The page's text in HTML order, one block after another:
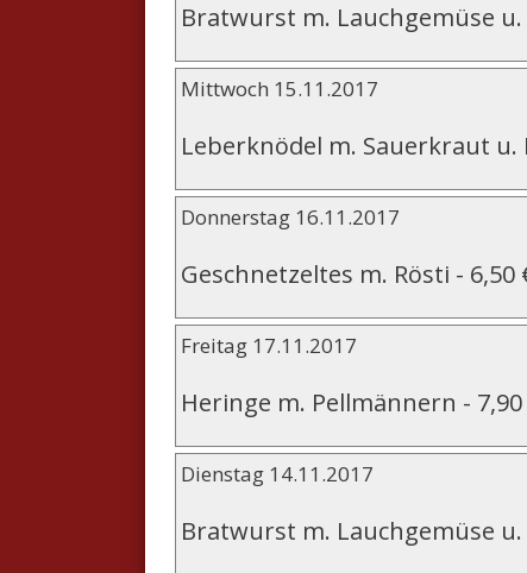
Bratwurst m. Lauchgemüse
Mittwoch 15.11.2017
Leberknödel m. Sauerkraut u.
Donnerstag 16.11.2017
Geschnetzeltes m. Rösti - 6,50
Freitag 17.11.2017
Heringe m. Pellmännern -
Dienstag 14.11.2017
Bratwurst m. Lauchgemüse